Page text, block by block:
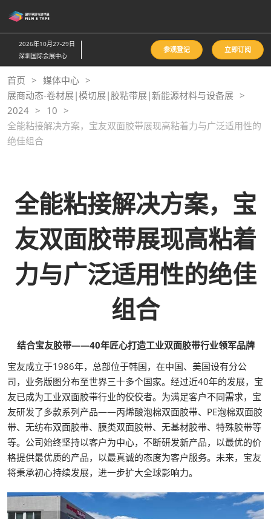
接
跳
至
内
容
2026年10月27-29日
深圳国际会展中心
参观登记 立即订阅
首页
媒体中心
展商动态-卷材展|模切展|胶粘带展|新能源材料与设备展
2024
10
全能粘接解决方案，宝友双面胶带展现高粘着力与广泛适用性的
绝佳组合
全能粘接解决方案，宝
友双面胶带展现高粘着
力与广泛适用性的绝佳
组合
结合宝友胶带——40年匠心打造工业双面胶带行业领军品牌
宝友成立于1986年，总部位于韩国，在中国、美国设有分公
司，业务版图分布至世界三十多个国家。经过近40年的发展，宝
友已成为工业双面胶带行业的佼佼者。为满足客户不同需求，宝
友研发了多款系列产品——丙烯酸泡棉双面胶带、PE泡棉双面胶
带、无纺布双面胶带、膜类双面胶带、无基材胶带、特殊胶带等
等。公司始终坚持以客户为中心，不断研发新产品，以最优的价
格提供最优质的产品，以最真诚的态度为客户服务。未来，宝友
将秉承初心持续发展，进一步扩大全球影响力。